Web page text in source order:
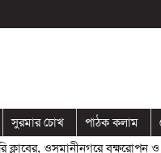
সুরমার চোখ পাঠক কলাম
ওসমানীনগরে বৃক্ষরোপন ও